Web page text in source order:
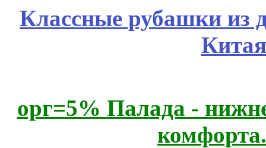
Классные рубашки из
орг=5% Палада -